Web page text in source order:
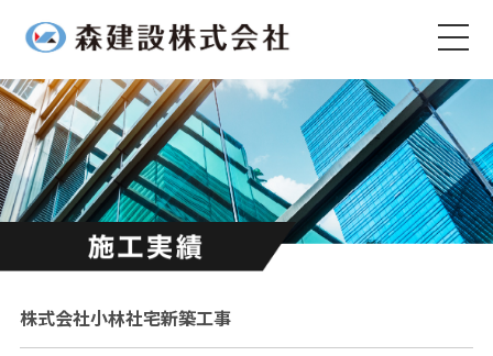
株式会社小林社宅新築工事